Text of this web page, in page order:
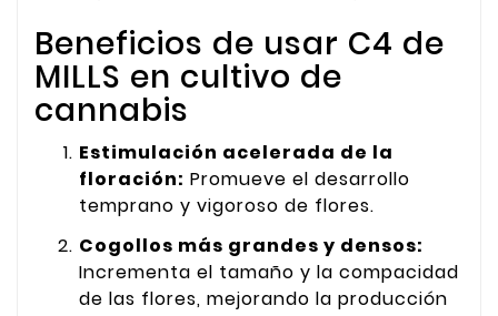
Beneficios de usar C4 de
MILLS en cultivo de
cannabis
Estimulación acelerada de la
floración: Promueve el desarrollo
temprano y vigoroso de flores.
Cogollos más grandes y densos:
Incrementa el tamaño y la compacidad
de las flores, mejorando la producción